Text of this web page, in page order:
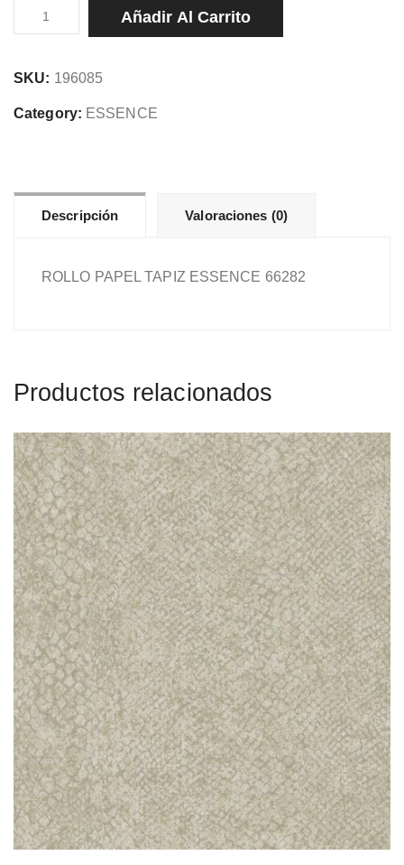
ROLLO
PAPEL
ESSENCE
66282
Añadir Al Carrito
SKU: 196085
Category: ESSENCE
Descripción Valoraciones (0)
ROLLO PAPEL TAPIZ ESSENCE 66282
Productos relacionados